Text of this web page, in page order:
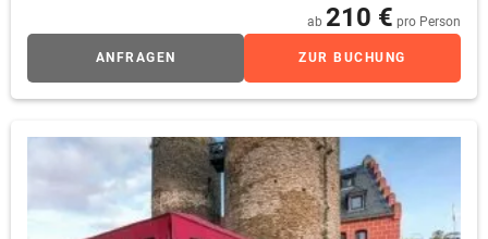
ab 210 € pro Person
ANFRAGEN ZUR BUCHUNG